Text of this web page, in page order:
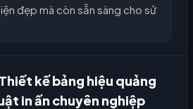
đẹp mà còn sẵn sàng cho sử
kế bảng hiệu quảng
in ấn chuyên nghiệp